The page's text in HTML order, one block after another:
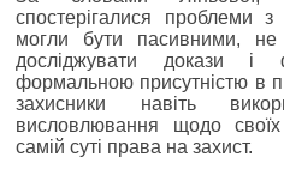
спостерігалися проблеми з
могли бути пасивними,
досліджувати докази і
формальною присутністю в
захисники навіть
висловлювання щодо своїх
самій суті права на захист.